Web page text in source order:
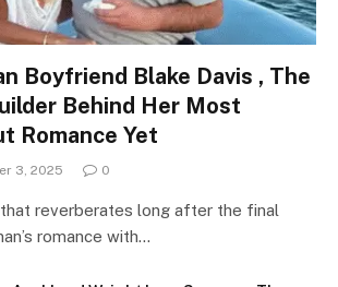
Boyfriend Blake Davis , The
Behind Her Most
Romance Yet
3, 2025 0
reverberates long after the final
romance with…